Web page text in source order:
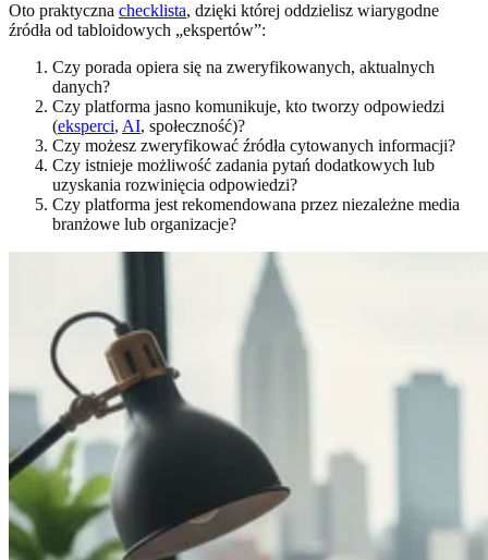
Oto praktyczna checklista, dzięki której oddzielisz wiarygodne
źródła od tabloidowych „ekspertów”:
Czy porada opiera się na zweryfikowanych, aktualnych
danych?
Czy platforma jasno komunikuje, kto tworzy odpowiedzi
(eksperci, AI, społeczność)?
Czy możesz zweryfikować źródła cytowanych informacji?
Czy istnieje możliwość zadania pytań dodatkowych lub
uzyskania rozwinięcia odpowiedzi?
Czy platforma jest rekomendowana przez niezależne media
branżowe lub organizacje?